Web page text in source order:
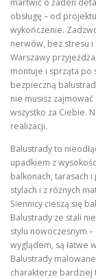
obsługę – od
wykończenie.
nerwów, bez stresu i
Warszawy
montuje i sprząta po
bezpieczną
nie musisz
wszystko za Ciebie.
realizacji.
Balustrady to
upadkiem z
balkonach, tarasach
stylach i z różnych
Siennicy cieszą się
Balustrady ze stali
stylu nowoczesnym
wyglądem, są łatwe
Balustrady
charakterze bardziej